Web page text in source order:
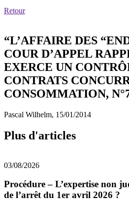
Retour
“L’AFFAIRE DES
COUR D’APPEL
EXERCE UN
CONTRATS
CONSOMMATION,
Pascal Wilhelm, 15/01/2014
Plus d'articles
03/08/2026
Procédure – L’expertise non
de l’arrêt du 1er avril 2026 ?